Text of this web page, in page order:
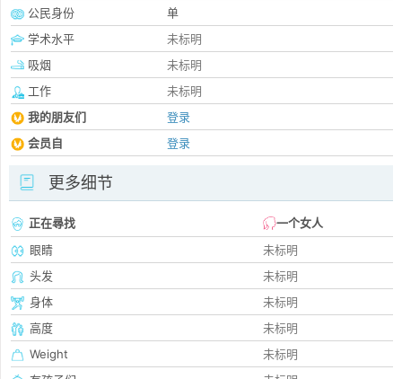
公民身份
单
学术水平
未标明
吸烟
未标明
工作
未标明
我的朋友们
登录
会员自
登录
更多细节
正在尋找
一个女人
眼睛
未标明
头发
未标明
身体
未标明
高度
未标明
Weight
未标明